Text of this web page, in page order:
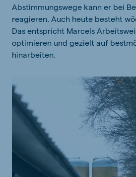
Abstimmungswege kann er bei
reagieren. Auch heute besteht
Das entspricht Marcels
optimieren und gezielt auf
hinarbeiten.